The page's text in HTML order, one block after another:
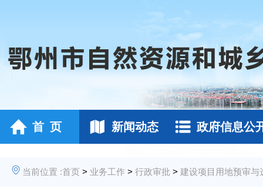
首 页 新闻动态 政府信息公
当前位置 :首页 > 业务工作 > 行政审批 > 建设项目用地预审与